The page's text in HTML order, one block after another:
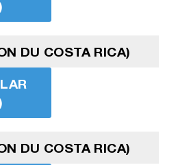
DU COSTA RICA)
DU COSTA RICA)